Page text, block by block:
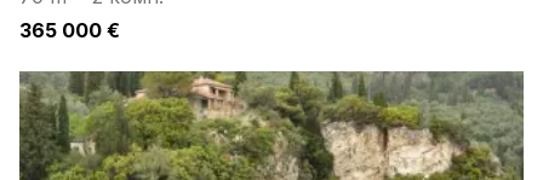
365 000 €